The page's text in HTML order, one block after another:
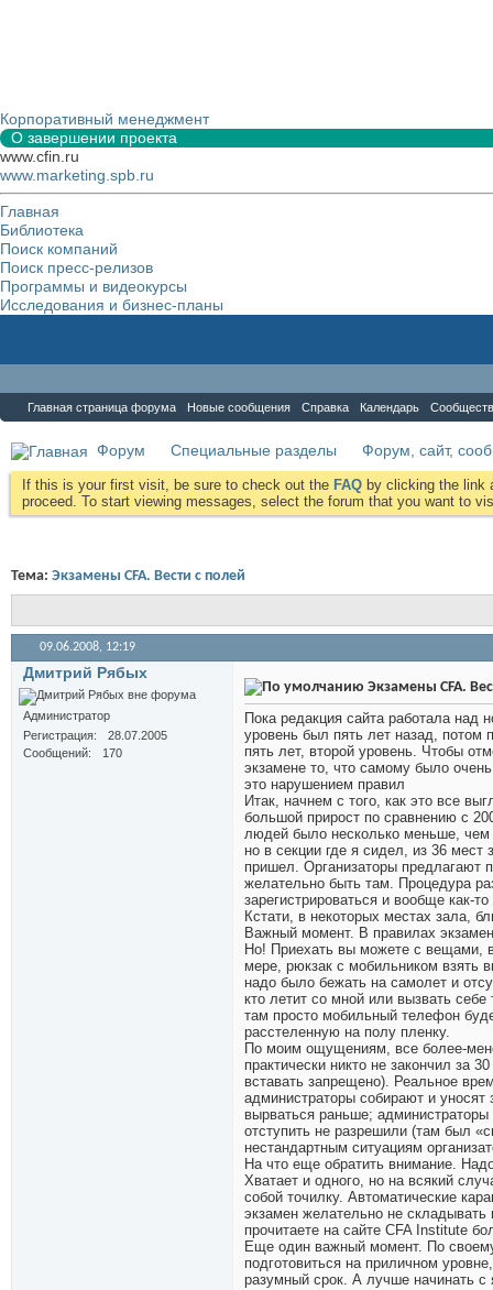
Корпоративный менеджмент
О завершении проекта
www.cfin.ru
www.marketing.spb.ru
Главная
Библиотека
Поиск компаний
Поиск пресс-релизов
Программы и видеокурсы
Исследования и бизнес-планы
Главная страница форума Новые сообщения Справка Календарь
Форум Специальные разделы Форум, сайт,
If this is your first visit, be sure to check out the FAQ by clicking the link
proceed. To start viewing messages, select the forum that you want to
Тема: Экзамены CFA. Вести с полей
09.06.2008, 12:19
Дмитрий Рябых
Администратор
Регистрация
28.07.2005
Сообщений
170
Экзамены CFA.
Пока редакция сайта работала над
уровень был пять лет назад, потом
пять лет, второй уровень. Чтобы
экзамене то, что самому было
это нарушением правил
Итак, начнем с того, как это все
большой прирост по сравнению с
людей было несколько меньше, чем
но в секции где я сидел, из 36 мест
пришел. Организаторы предлагают
желательно быть там. Процедура
зарегистрироваться и вообще как-
Кстати, в некоторых местах зала,
Важный момент. В правилах
Но! Приехать вы можете с вещами,
мере, рюкзак с мобильником взять
надо было бежать на самолет и
кто летит со мной или вызвать
там просто мобильный телефон
расстеленную на полу пленку.
По моим ощущениям, все более-
практически никто не закончил за
вставать запрещено). Реальное
администраторы собирают и
вырваться раньше;
отступить не разрешили (там был
нестандартным ситуациям
На что еще обратить внимание.
Хватает и одного, но на всякий
собой точилку. Автоматические
экзамен желательно не
прочитаете на сайте CFA Institute
Еще один важный момент. По
подготовиться на приличном
разумный срок. А лучше начинать